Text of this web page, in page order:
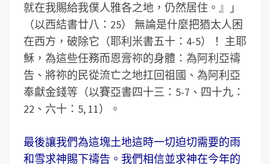
就在我賜給我僕人雅各之地，仍然居住。』」
（以西結書廿八：25） 無論是什麼把猶太人困
在西方，破除它（耶利米書五十：4-5）！ 主耶
穌，為這些任務而恩膏祢的身體：為阿利亞禱
告、將祢的民從流亡之地扛回祖國、為阿利亞
奉獻金錢等（以賽亞書四十三：5-7、四十九：
22、六十：5, 11）。
最後讓我們為這塊土地這時一切迫切需要的雨
和雪求神賜下禱告。我們相信並求神在今年的